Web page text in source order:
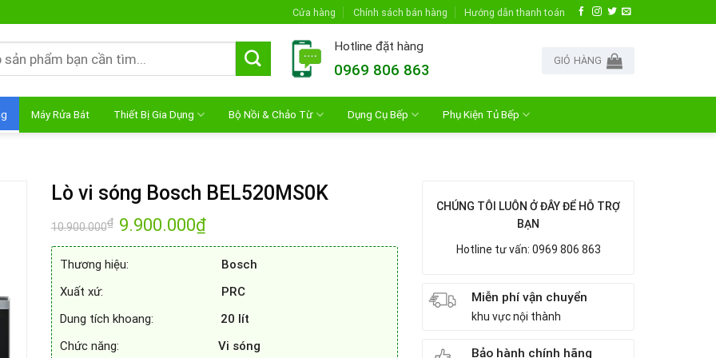
Cửa hàng Chính sách bán hàng Hướng dẫn thanh toán
Hotline đặt hàng
0969 806 863
GIỎ HÀNG
Máy Rửa Bát Thiết Bị Gia Dụng Bộ Nồi & Chảo Từ Dụng Cụ Bếp Phụ Kiện Tủ Bếp
Lò vi sóng Bosch BEL520MS0K
10.900.000₫ Giá
gốc
là:
9.900.000₫Giá
hiện
tại
9.900.000₫.
Thương hiệu: Bosch
Xuất xứ: PRC
Dung tích khoang: 20 lít
Chức năng: Vi sóng
CHÚNG TÔI LUÔN Ở ĐÂY ĐỂ HỖ TRỢ
BẠN
Hotline tư vấn: 0969 806 863
Miễn phí vận chuyển
khu vực nội thành
Bảo hành chính hãng